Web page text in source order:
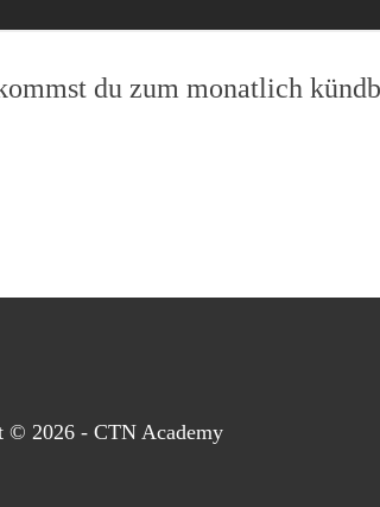
du zum monatlich
© 2026 - CTN Academy